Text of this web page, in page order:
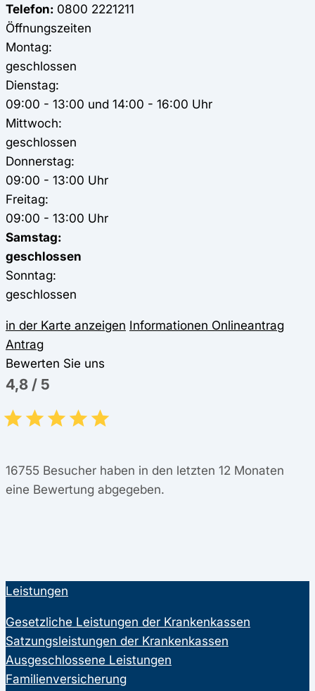
Telefon: 0800 2221211
Öffnungszeiten
Montag:
geschlossen
Dienstag:
09:00 - 13:00 und 14:00 - 16:00 Uhr
Mittwoch:
geschlossen
Donnerstag:
09:00 - 13:00 Uhr
Freitag:
09:00 - 13:00 Uhr
Samstag:
geschlossen
Sonntag:
geschlossen
in der Karte anzeigen Informationen Onlineantrag
Antrag
Bewerten Sie uns
4,8 / 5
16755 Besucher haben in den letzten 12 Monaten
eine Bewertung abgegeben.
Leistungen
Gesetzliche Leistungen der Krankenkassen
Satzungsleistungen der Krankenkassen
Ausgeschlossene Leistungen
Familienversicherung